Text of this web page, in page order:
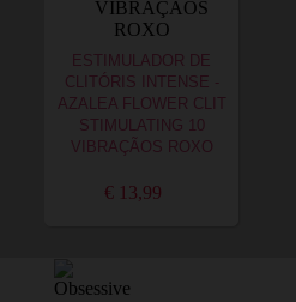
ESTIMULADOR DE
CLITÓRIS INTENSE -
AZALEA FLOWER CLIT
STIMULATING 10
VIBRAÇÃOS ROXO
€ 13,99